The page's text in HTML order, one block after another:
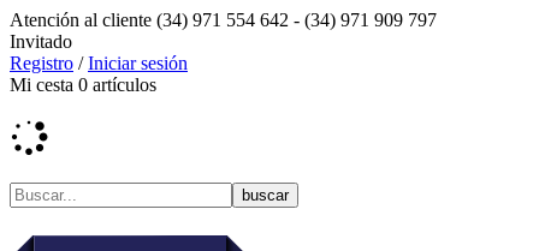
Atención al cliente (34) 971 554 642 - (34) 971 909 797
Invitado
Registro /Iniciar sesión
Mi cesta 0 artículos